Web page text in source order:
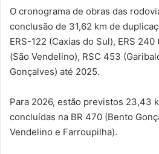
O cronograma de obras das
conclusão de 31,62 km de
ERS-122 (Caxias do Sul), ERS
(São Vendelino), RSC 453
Gonçalves) até 2025.
Para 2026, estão previstos 23,43
concluídas na BR 470 (Bento
Vendelino e Farroupilha).